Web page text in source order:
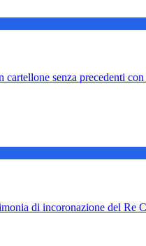
senza precedenti
di incoronazione del